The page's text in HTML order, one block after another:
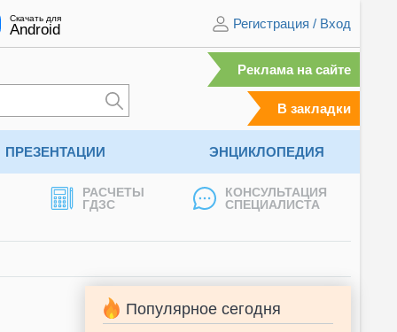
Скачать для
Android Регистрация / Вход
Реклама на сайте
В закладки
ПРЕЗЕНТАЦИИ ЭНЦИКЛОПЕДИЯ
РАСЧЕТЫ
ГДЗС
КОНСУЛЬТАЦИЯ
СПЕЦИАЛИСТА
Популярное сегодня